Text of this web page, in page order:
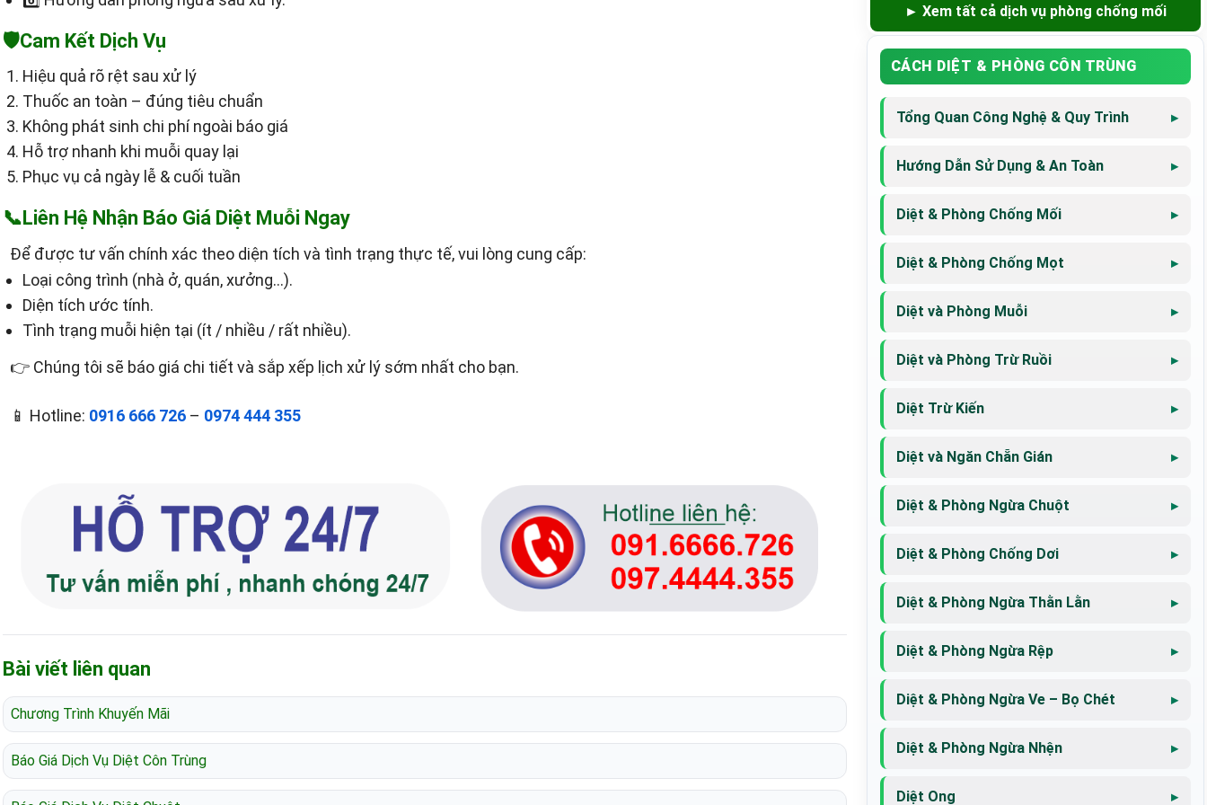
🛡️Cam Kết Dịch Vụ
Hiệu quả rõ rệt sau xử lý
Thuốc an toàn – đúng tiêu chuẩn
Không phát sinh chi phí ngoài báo giá
Hỗ trợ nhanh khi muỗi quay lại
Phục vụ cả ngày lễ & cuối tuần
📞 Liên Hệ Nhận Báo Giá Diệt Muỗi Ngay
Để được tư vấn chính xác theo diện tích và tình trạng thực tế, vui lòng cung cấp:
Loại công trình (nhà ở, quán, xưởng…).
Diện tích ước tính.
Tình trạng muỗi hiện tại (ít / nhiều / rất nhiều).
👉 Chúng tôi sẽ báo giá chi tiết và sắp xếp lịch xử lý sớm nhất cho bạn.
📱 Hotline: 0916 666 726 – 0974 444 355
Bài viết liên quan
Chương Trình Khuyến Mãi
Báo Giá Dịch Vụ Diệt Côn Trùng
► Xem tất cả dịch vụ phòng chống mối
CÁCH DIỆT & PHÒNG CÔN TRÙNG
Tổng Quan Công Nghệ & Quy Trình
Hướng Dẫn Sử Dụng & An Toàn
Diệt & Phòng Chống Mối
Diệt & Phòng Chống Mọt
Diệt và Phòng Muỗi
Diệt và Phòng Trừ Ruồi
Diệt Trừ Kiến
Diệt và Ngăn Chẵn Gián
Diệt & Phòng Ngừa Chuột
Diệt & Phòng Chống Dơi
Diệt & Phòng Ngừa Thằn Lằn
Diệt & Phòng Ngừa Rệp
Diệt & Phòng Ngừa Ve – Bọ Chét
Diệt & Phòng Ngừa Nhện
Diệt Ong